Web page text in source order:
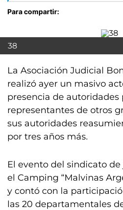
Para compartir:
38
La Asociación Judicial
realizó ayer un masivo
presencia de autoridades
representantes de otros
sus autoridades
por tres años más.
El evento del sindicato
el Camping “Malvinas
y contó con la
las 20 departamentales